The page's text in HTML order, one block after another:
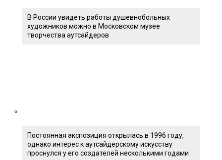
В России увидеть работы душевнобольных
художников можно в Московском музее
творчества аутсайдеров
Постоянная экспозиция открылась в 1996 году,
однако интерес к аутсайдерскому искусству
проснулся у его создателей несколькими годами